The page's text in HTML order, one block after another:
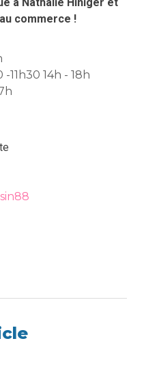
commerce !
11h30 14h - 18h